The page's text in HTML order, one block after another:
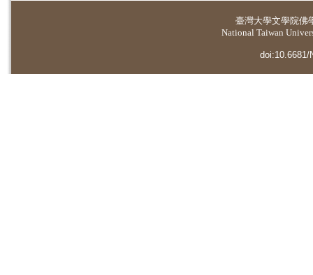
臺灣大學文學院佛
National Taiwan
doi:10.6681/